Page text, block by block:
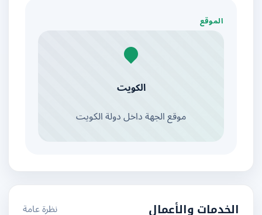
الموقع
الكويت
موقع الجهة داخل دولة الكويت
الخدمات والأعمال نظرة عامة